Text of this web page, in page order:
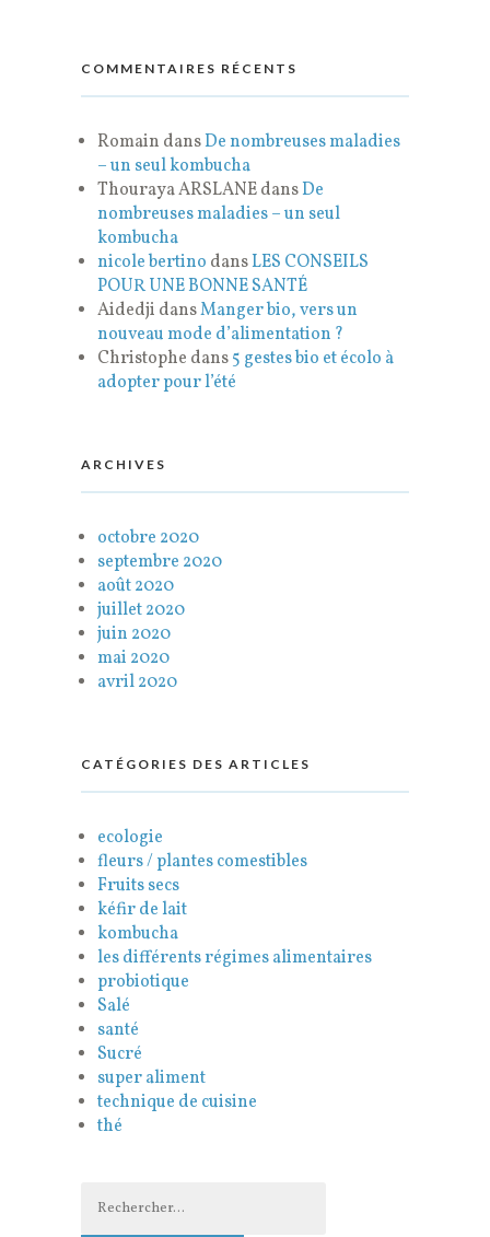
COMMENTAIRES RÉCENTS
Romain dansDe nombreuses maladies
– un seul kombucha
Thouraya ARSLANEdansDe
nombreuses maladies – un seul
kombucha
nicole bertino dansLES CONSEILS
POUR UNE BONNE SANTÉ
Aidedji dansManger bio, vers un
nouveau mode d’alimentation ?
Christophe dans5 gestes bio et écolo à
adopter pour l’été
ARCHIVES
octobre 2020
septembre 2020
août 2020
juillet 2020
juin 2020
mai 2020
avril 2020
CATÉGORIES DES ARTICLES
ecologie
fleurs / plantes comestibles
Fruits secs
kéfir de lait
kombucha
les différents régimes alimentaires
probiotique
Salé
santé
Sucré
super aliment
technique de cuisine
thé